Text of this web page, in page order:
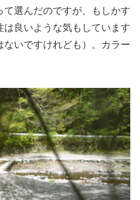
選んだのですが、もしかす
良いような気もしています
ないですけれども）。カラー